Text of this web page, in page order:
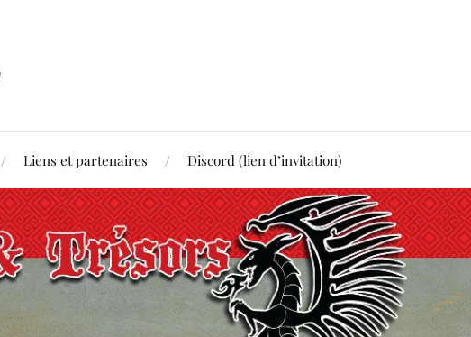
Liens et partenaires Discord (lien d’invitation)